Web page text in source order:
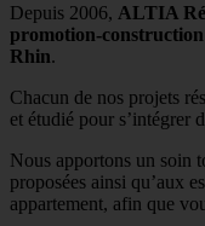
Depuis 2006, ALTIA
promotion-construction
Rhin.
Chacun de nos projets
et étudié pour s’intégrer
Nous apportons un soin
proposées ainsi qu’aux
appartement, afin que